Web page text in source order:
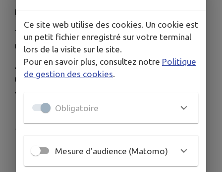
Infos et inscriptions :
Tél : 0262 22 20 34 / 0262 71 71 90
mail :
mns@lapossession.re
Attention, les places sont limitées -Un certificat
médical est obligatoirepour la pratique d'une
activité aquatique.
Publié par Ville de La Possession
Ce site web utilise des cookies. Un cookie est
un petit fichier enregistré sur votre terminal
lors de la visite sur le site.
Pour en savoir plus, consultez notre Politique
de gestion des cookies.
Obligatoire
Mesure d'audience (Matomo)